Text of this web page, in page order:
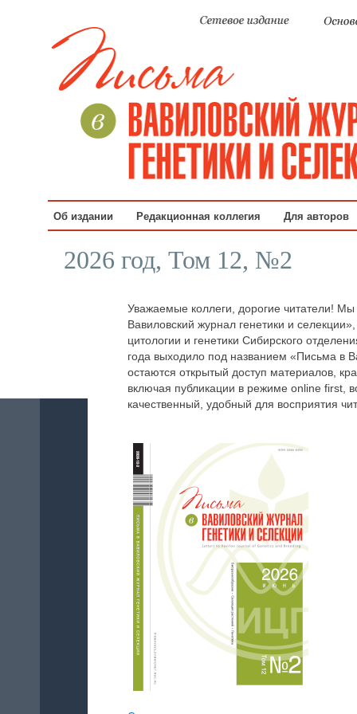
Об издании Редакционная коллегия Для авторов
2026 год, Том 12, №2
Уважаемые коллеги, дорогие читатели!
Вавиловский журнал генетики и
цитологии и генетики Сибирского
года выходило под названием «Письма в
остаются открытый доступ материалов,
включая публикации в режиме online first,
качественный, удобный для восприятия